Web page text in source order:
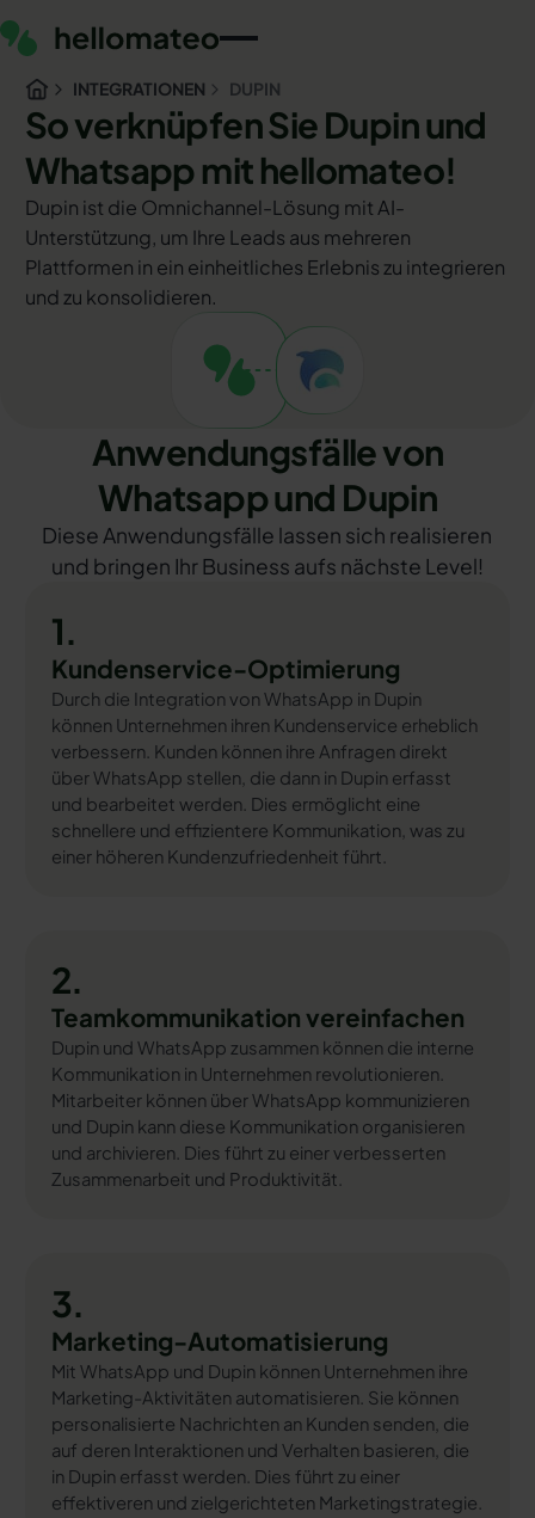
INTEGRATIONEN DUPIN
So verknüpfen Sie Dupin und
Whatsapp mit hellomateo!
Dupin ist die Omnichannel-Lösung mit AI-
Unterstützung, um Ihre Leads aus mehreren
Plattformen in ein einheitliches Erlebnis zu integrieren
und zu konsolidieren.
Anwendungsfälle von
Whatsapp und Dupin
Diese Anwendungsfälle lassen sich realisieren
und bringen Ihr Business aufs nächste Level!
1.
Kundenservice-Optimierung
Durch die Integration von WhatsApp in Dupin
können Unternehmen ihren Kundenservice erheblich
verbessern. Kunden können ihre Anfragen direkt
über WhatsApp stellen, die dann in Dupin erfasst
und bearbeitet werden. Dies ermöglicht eine
schnellere und effizientere Kommunikation, was zu
einer höheren Kundenzufriedenheit führt.
2.
Teamkommunikation vereinfachen
Dupin und WhatsApp zusammen können die interne
Kommunikation in Unternehmen revolutionieren.
Mitarbeiter können über WhatsApp kommunizieren
und Dupin kann diese Kommunikation organisieren
und archivieren. Dies führt zu einer verbesserten
Zusammenarbeit und Produktivität.
3.
Marketing-Automatisierung
Mit WhatsApp und Dupin können Unternehmen ihre
Marketing-Aktivitäten automatisieren. Sie können
personalisierte Nachrichten an Kunden senden, die
auf deren Interaktionen und Verhalten basieren, die
in Dupin erfasst werden. Dies führt zu einer
effektiveren und zielgerichteten Marketingstrategie.